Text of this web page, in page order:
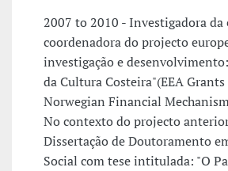
2007 to 2010 - Investigadora da
coordenadora do projecto
investigação e
da Cultura Costeira"(EEA
Norwegian Financial
No contexto do projecto
Dissertação de Doutoramento
Social com tese intitulada: "O